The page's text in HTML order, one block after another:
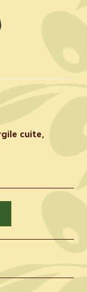
cuite,